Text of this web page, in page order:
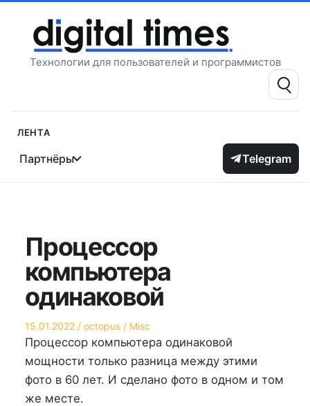
содержимому
Технологии для пользователей и программистов
Поиск:
Лента
Партнёры Telegram
Процессор
компьютера
одинаковой
Опубликовано
на
15.01.2022 Автор
octopus
Опубликовано
в
Misc
Процессор компьютера одинаковой
мощности только разница между этими
фото в 60 лет. И сделано фото в одном и том
же месте.